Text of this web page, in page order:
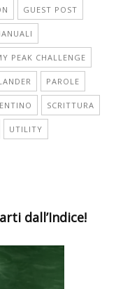
GUEST POST
PEAK CHALLENGE
PAROLE
SCRITTURA
UTILITY
dall’Indice!